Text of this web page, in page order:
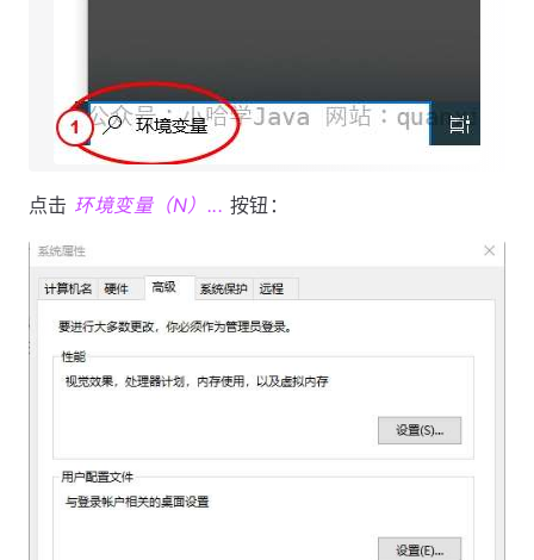
点击 环境变量（N）... 按钮：